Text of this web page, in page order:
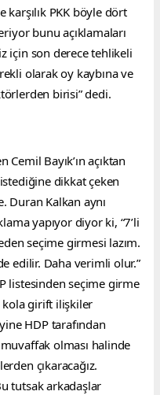
PKK böyle dört
bunu açıklamaları
için son derece tehlikeli
olarak oy kaybına ve
birisi” dedi.
Bayık’ın açıktan
dikkat çeken
Duran Kalkan aynı
yapıyor diyor ki, “7’li
seçime girmesi lazım.
edilir. Daha verimli olur.”
listesinden seçime girme
kola girift ilişkiler
HDP tarafından
muvaffak olması halinde
çıkaracağız.
tutsak arkadaşlar